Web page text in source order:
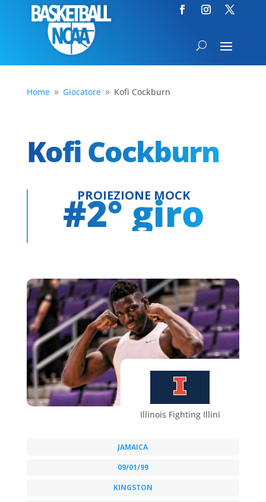
Home 9 Giocatore 9 Kofi Cockburn
Kofi Cockburn
PROIEZIONE MOCK
#2° giro
Illinois Fighting Illini
JAMAICA
09/01/99
KINGSTON